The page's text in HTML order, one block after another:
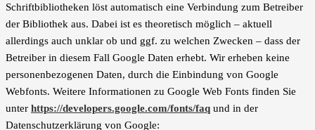
Schriftbibliotheken löst automatisch eine Verbindung zum Betreiber
der Bibliothek aus. Dabei ist es theoretisch möglich – aktuell
allerdings auch unklar ob und ggf. zu welchen Zwecken – dass der
Betreiber in diesem Fall Google Daten erhebt. Wir erheben keine
personenbezogenen Daten, durch die Einbindung von Google
Webfonts. Weitere Informationen zu Google Web Fonts finden Sie
unter https://developers.google.com/fonts/faq und in der
Datenschutzerklärung von Google: